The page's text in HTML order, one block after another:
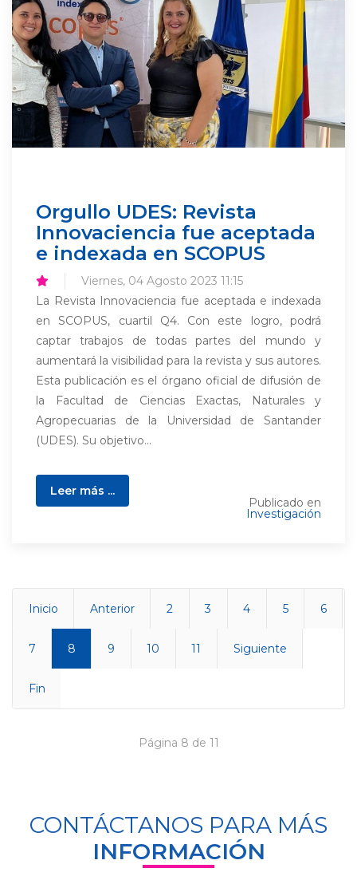
Orgullo UDES: Revista
Innovaciencia fue aceptada
e indexada en SCOPUS
Viernes, 04 Agosto 2023 11:15
La Revista Innovaciencia fue aceptada e indexada
en SCOPUS, cuartil Q4. Con este logro, podrá
captar trabajos de todas partes del mundo y
aumentará la visibilidad para la revista y sus autores.
Esta publicación es el órgano oficial de difusión de
la Facultad de Ciencias Exactas, Naturales y
Agropecuarias de la Universidad de Santander
(UDES). Su objetivo...
Leer más ...
Publicado en
Investigación
Inicio Anterior 2 3 4 5 6
7 8 9 10 11 Siguiente
Fin
Página 8 de 11
CONTÁCTANOS PARA MÁS
INFORMACIÓN